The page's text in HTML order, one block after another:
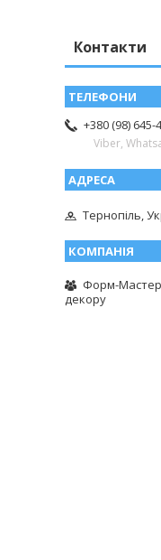
Контакти
+380 (98) 645-
Viber,
Тернопіль,
Форм-
декору